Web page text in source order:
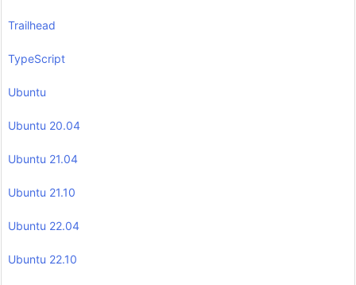
Trailhead
TypeScript
Ubuntu
Ubuntu 20.04
Ubuntu 21.04
Ubuntu 21.10
Ubuntu 22.04
Ubuntu 22.10